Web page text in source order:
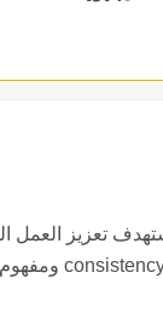
تستهدف تعزيز